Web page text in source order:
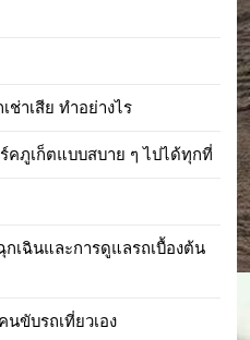
ช่าเสีย ทำอย่างไร
คภูเก็ตแบบสบาย ๆ ไปได้ทุกที่
เฉินและการดูแลรถเบื้องต้น
ขับรถเที่ยวเอง